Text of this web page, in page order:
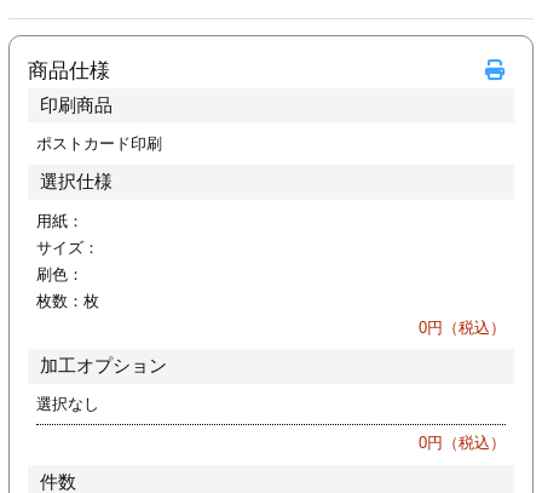
商品仕様
印刷商品
ポストカード印刷
選択仕様
用紙：
サイズ：
刷色：
枚数： 枚
0円（税込）
加工オプション
選択なし
0円（税込）
件数